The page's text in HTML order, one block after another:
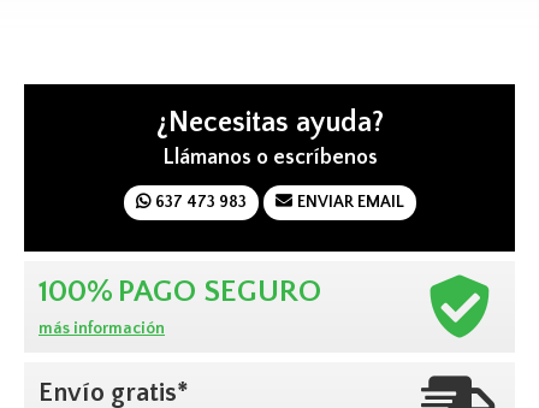
¿Necesitas ayuda?
Llámanos o escríbenos
637 473 983 ENVIAR EMAIL
100% PAGO SEGURO
más información
Envío gratis*